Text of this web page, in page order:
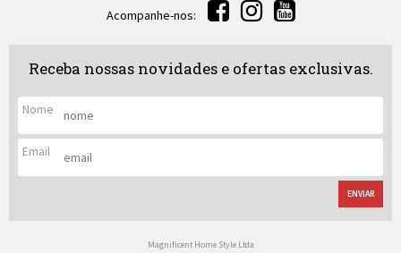
Acompanhe-nos:
Receba nossas novidades e ofertas exclusivas.
Nome
Email
ENVIAR
Magnificent Home Style Ltda